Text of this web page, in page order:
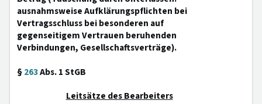
ausnahmsweise Aufklärungspflichten bei
Vertragsschluss bei besonderen auf
gegenseitigem Vertrauen beruhenden
Verbindungen, Gesellschaftsverträge).
§263Abs. 1 StGB
Leitsätze des Bearbeiters